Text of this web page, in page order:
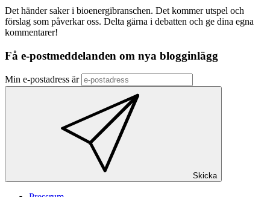
Det händer saker i bioenergibranschen. Det kommer utspel och
förslag som påverkar oss. Delta gärna i debatten och ge dina egna
kommentarer!
Få e-postmeddelanden om nya blogginlägg
Min e-postadress är
Skicka